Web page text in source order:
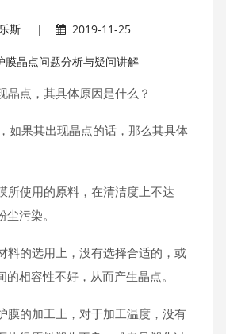
斯 | 2019-11-25
晶点，其具体原因是什么？
如果其出现晶点的话，那么其具体
所使用的原料，在清洁度上不达
污染。
料的选用上，没有选择合适的，或
相容性不好，从而产生晶点。
膜的加工上，对于加工温度，没有